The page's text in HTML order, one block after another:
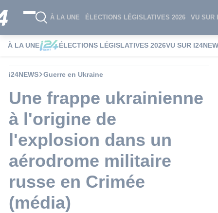
À LA UNE ÉLECTIONS LÉGISLATIVES 2026 VU SUR
À LA UNE ÉLECTIONS LÉGISLATIVES 2026VU SUR
i24NEWS Guerre en Ukraine
Une frappe ukrainienne
à l'origine de
l'explosion dans un
aérodrome militaire
russe en Crimée
(média)